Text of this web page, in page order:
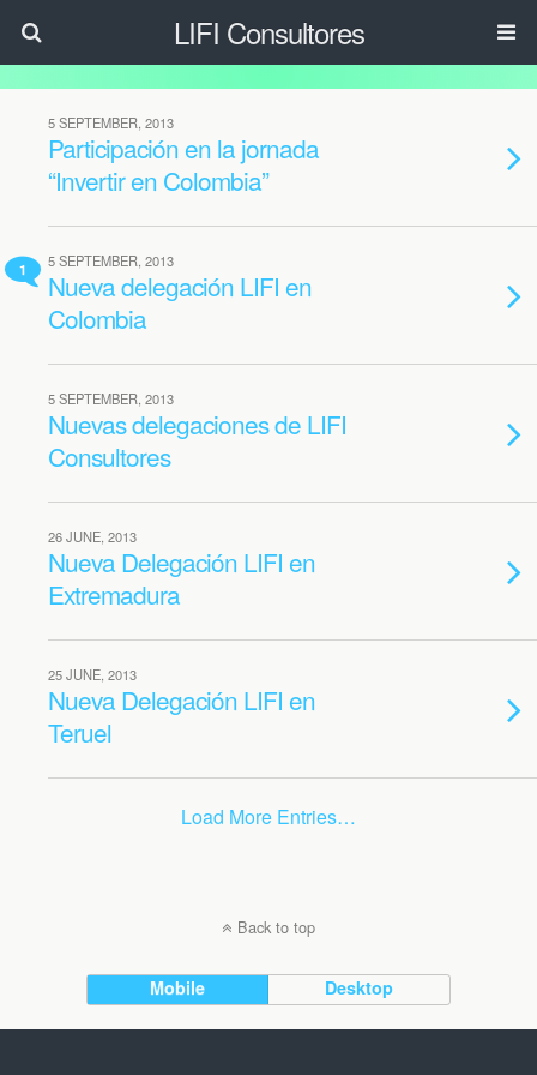
LIFI Consultores
5 SEPTEMBER, 2013
Participación en la jornada
“Invertir en Colombia”
1 5 SEPTEMBER, 2013
Nueva delegación LIFI en
Colombia
5 SEPTEMBER, 2013
Nuevas delegaciones de LIFI
Consultores
26 JUNE, 2013
Nueva Delegación LIFI en
Extremadura
25 JUNE, 2013
Nueva Delegación LIFI en
Teruel
Load More Entries…
Back to top
Mobile Desktop